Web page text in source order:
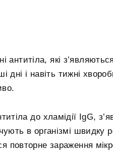
антитіла, які
дні і навіть тижні
до хламідії IgG,
в організмі швидку
повторне зараження